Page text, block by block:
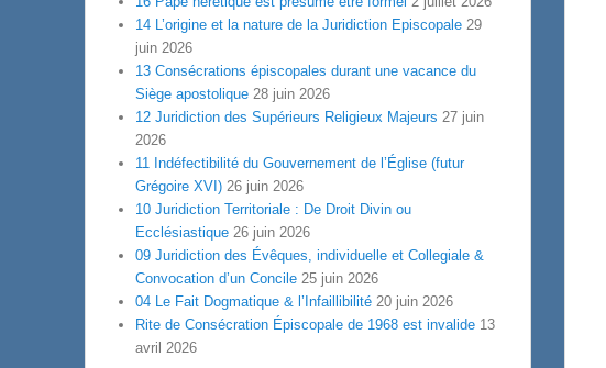
14 L’origine et la nature de la Juridiction Episcopale 29
juin 2026
13 Consécrations épiscopales durant une vacance du
Siège apostolique 28 juin 2026
12 Juridiction des Supérieurs Religieux Majeurs 27 juin
2026
11 Indéfectibilité du Gouvernement de l’Église (futur
Grégoire XVI) 26 juin 2026
10 Juridiction Territoriale : De Droit Divin ou
Ecclésiastique 26 juin 2026
09 Juridiction des Évêques, individuelle et Collegiale &
Convocation d’un Concile 25 juin 2026
04 Le Fait Dogmatique & l’Infaillibilité 20 juin 2026
Rite de Consécration Épiscopale de 1968 est invalide 13
avril 2026